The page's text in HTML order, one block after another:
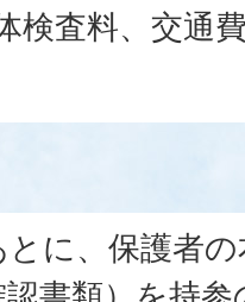
検査料、交通
に、保護者